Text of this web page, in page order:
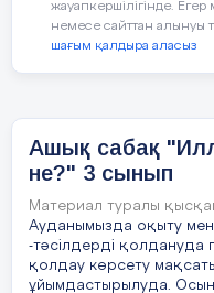
білім беру
Жоғары сапалы
даярлаудың
кезегінде
бағалануына әсер
Экономикалық
жұмыс
а. 16 м
ә. 13,5 м
в. 12 м
5.Орыстың
ол кім?
жауапкершілігінде.
немесе сайттан алынуы
шағым қалдыра аласыз
Ашық сабақ
не?" 3 сынып
Материал туралы
Ауданымызда оқыту мен
-тәсілдерді қолдануда
қолдау көрсету
ұйымдастырылуда.